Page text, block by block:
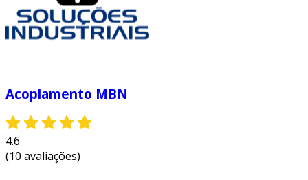
utilizar o acoplamento mb ofrece várias
vantagens que podem impactar positivamente
o desempenho e a durabilidade dos
redução de vibrações:
específico do acoplamento mb ajuda a
minimizar vibrações, o que protege os
componentes mecânicos de desgastes
prematuros.
Acoplamento MBN
4.6
(10 avaliações)